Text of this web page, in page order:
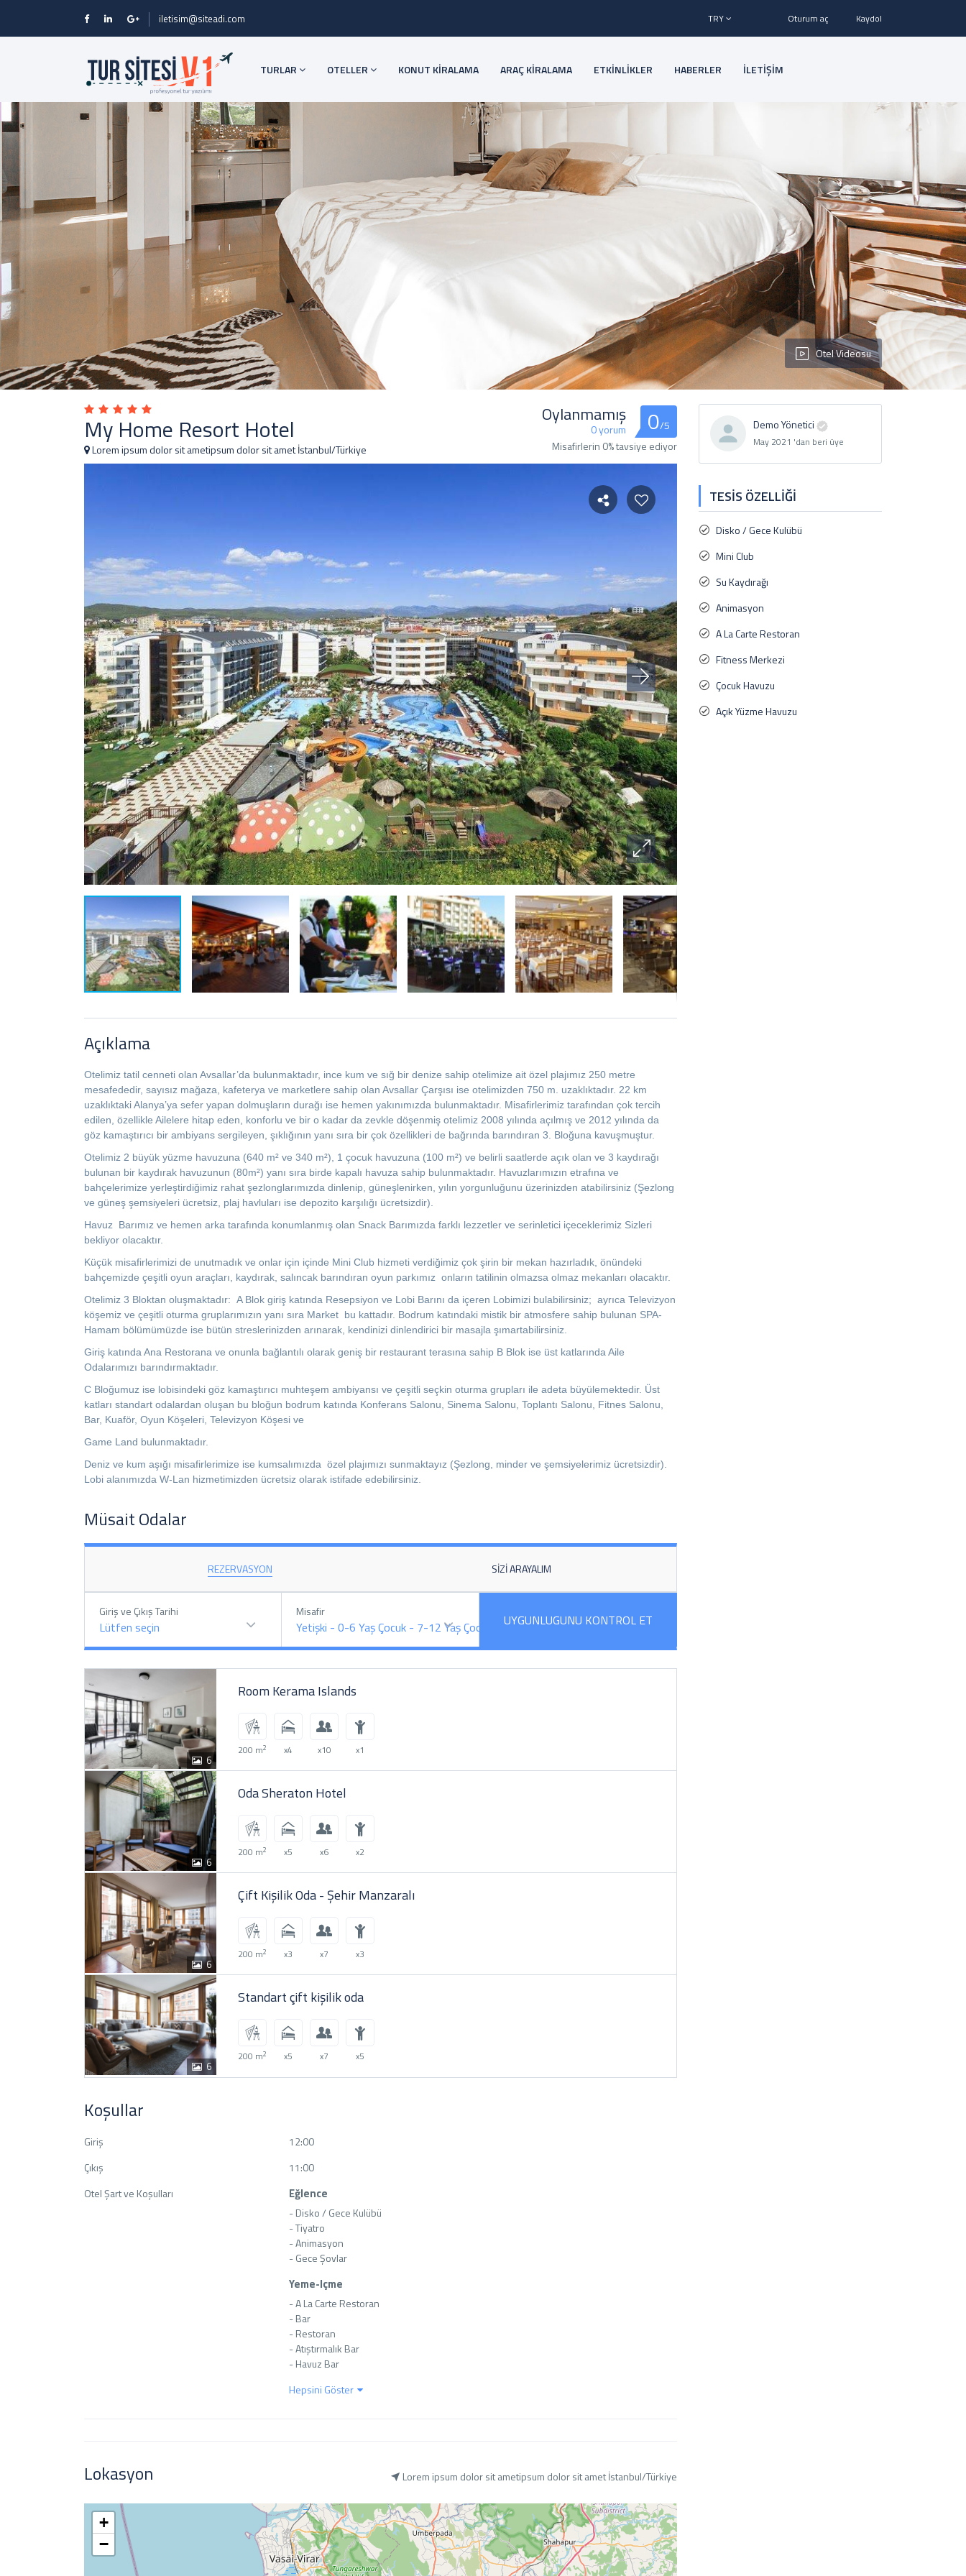
iletisim@siteadi.com TRY Oturum aç Kaydol
TURLAR OTELLER KONUT KİRALAMA ARAÇ KİRALAMA ETKİNLİKLER HABERLER İLETİŞİM
Otel Videosu
My Home Resort Hotel
Lorem ipsum dolor sit ametipsum dolor sit amet İstanbul/Türkiye
Oylanmamış
0 yorum 0/5
Misafirlerin 0% tavsiye ediyor
Açıklama
Otelimiz tatil cenneti olan Avsallar’da bulunmaktadır, ince kum ve sığ bir denize sahip otelimize ait özel plajımız 250 metre
mesafededir, sayısız mağaza, kafeterya ve marketlere sahip olan Avsallar Çarşısı ise otelimizden 750 m. uzaklıktadır. 22 km
uzaklıktaki Alanya’ya sefer yapan dolmuşların durağı ise hemen yakınımızda bulunmaktadır. Misafirlerimiz tarafından çok tercih
edilen, özellikle Ailelere hitap eden, konforlu ve bir o kadar da zevkle döşenmiş otelimiz 2008 yılında açılmış ve 2012 yılında da
göz kamaştırıcı bir ambiyans sergileyen, şıklığının yanı sıra bir çok özellikleri de bağrında barındıran 3. Bloğuna kavuşmuştur.
Otelimiz 2 büyük yüzme havuzuna (640 m² ve 340 m²), 1 çocuk havuzuna (100 m²) ve belirli saatlerde açık olan ve 3 kaydırağı
bulunan bir kaydırak havuzunun (80m²) yanı sıra birde kapalı havuza sahip bulunmaktadır. Havuzlarımızın etrafına ve
bahçelerimize yerleştirdiğimiz rahat şezlonglarımızda dinlenip, güneşlenirken, yılın yorgunluğunu üzerinizden atabilirsiniz (Şezlong
ve güneş şemsiyeleri ücretsiz, plaj havluları ise depozito karşılığı ücretsizdir).
Havuz Barımız ve hemen arka tarafında konumlanmış olan Snack Barımızda farklı lezzetler ve serinletici içeceklerimiz Sizleri
bekliyor olacaktır.
Küçük misafirlerimizi de unutmadık ve onlar için içinde Mini Club hizmeti verdiğimiz çok şirin bir mekan hazırladık, önündeki
bahçemizde çeşitli oyun araçları, kaydırak, salıncak barındıran oyun parkımız onların tatilinin olmazsa olmaz mekanları olacaktır.
Otelimiz 3 Bloktan oluşmaktadır: A Blok giriş katında Resepsiyon ve Lobi Barını da içeren Lobimizi bulabilirsiniz; ayrıca Televizyon
köşemiz ve çeşitli oturma gruplarımızın yanı sıra Market bu kattadır. Bodrum katındaki mistik bir atmosfere sahip bulunan SPA-
Hamam bölümümüzde ise bütün streslerinizden arınarak, kendinizi dinlendirici bir masajla şımartabilirsiniz.
Giriş katında Ana Restorana ve onunla bağlantılı olarak geniş bir restaurant terasına sahip B Blok ise üst katlarında Aile
Odalarımızı barındırmaktadır.
C Bloğumuz ise lobisindeki göz kamaştırıcı muhteşem ambiyansı ve çeşitli seçkin oturma grupları ile adeta büyülemektedir. Üst
katları standart odalardan oluşan bu bloğun bodrum katında Konferans Salonu, Sinema Salonu, Toplantı Salonu, Fitnes Salonu,
Bar, Kuaför, Oyun Köşeleri, Televizyon Köşesi ve
Game Land bulunmaktadır.
Deniz ve kum aşığı misafirlerimize ise kumsalımızda özel plajımızı sunmaktayız (Şezlong, minder ve şemsiyelerimiz ücretsizdir).
Lobi alanımızda W-Lan hizmetimizden ücretsiz olarak istifade edebilirsiniz.
Müsait Odalar
REZERVASYON SIZI ARAYALIM
Giriş ve Çıkış Tarihi
Lütfen seçin
Misafir
Yetişki -0-6 Yaş Çocuk - 7-12 Yaş Çocuk UYGUNLUGUNU KONTROL ET
6
Room Kerama Islands
200 m2 x4 x10 x1
6
Oda Sheraton Hotel
200 m2 x5 x6 x2
6
Çift Kişilik Oda - Şehir Manzaralı
200 m2 x3 x7 x3
6
Standart çift kişilik oda
200 m2 x5 x7 x5
Koşullar
Giriş
12:00
Çıkış
11:00
Otel Şart ve Koşulları
Eğlence
- Disko / Gece Kulübü
- Tiyatro
- Animasyon
- Gece Şovlar
Yeme-Içme
- A La Carte Restoran
- Bar
- Restoran
- Atıştırmalık Bar
- Havuz Bar
Hepsini Göster
Lokasyon Lorem ipsum dolor sit ametipsum dolor sit amet İstanbul/Türkiye
+
−
Demo Yönetici
May 2021 'dan beri üye
TESIS ÖZELLIĞI
Disko / Gece Kulübü
Mini Club
Su Kaydırağı
Animasyon
A La Carte Restoran
Fitness Merkezi
Çocuk Havuzu
Açık Yüzme Havuzu